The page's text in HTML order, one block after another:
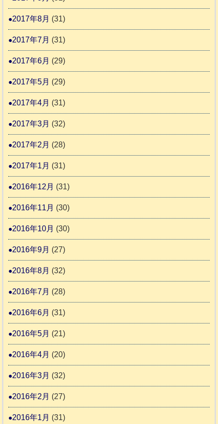
2017年8月 (31)
2017年7月 (31)
2017年6月 (29)
2017年5月 (29)
2017年4月 (31)
2017年3月 (32)
2017年2月 (28)
2017年1月 (31)
2016年12月 (31)
2016年11月 (30)
2016年10月 (30)
2016年9月 (27)
2016年8月 (32)
2016年7月 (28)
2016年6月 (31)
2016年5月 (21)
2016年4月 (20)
2016年3月 (32)
2016年2月 (27)
2016年1月 (31)